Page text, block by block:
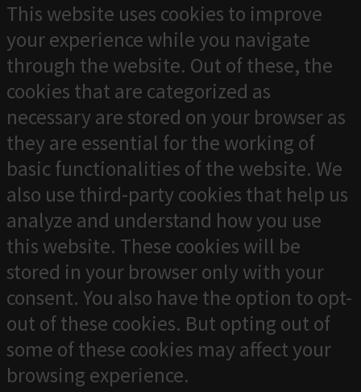
This website uses cookies to improve
your experience while you navigate
through the website. Out of these, the
cookies that are categorized as
necessary are stored on your browser as
they are essential for the working of
basic functionalities of the website. We
also use third-party cookies that help us
analyze and understand how you use
this website. These cookies will be
stored in your browser only with your
consent. You also have the option to opt-
out of these cookies. But opting out of
some of these cookies may affect your
browsing experience.